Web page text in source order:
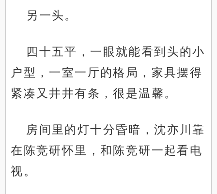
另一头。
四十五平，一眼就能看到头的小
户型，一室一厅的格局，家具摆得
紧凑又井井有条，很是温馨。
房间里的灯十分昏暗，沈亦川靠
在陈竞研怀里，和陈竞研一起看电
视。